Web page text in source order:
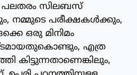
പലതരം സിലബസ്
നമ്മുടെ പരീക്ഷകൾക്കും,
ഒരു മിനിമം
എത്ര
കിട്ടുന്നതാണെങ്കിലും,